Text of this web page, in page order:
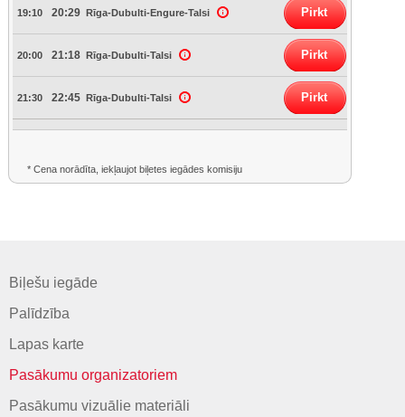
19:10 20:29 Rīga-Dubulti-Engure-Talsi Pirkt
20:00 21:18 Rīga-Dubulti-Talsi Pirkt
21:30 22:45 Rīga-Dubulti-Talsi Pirkt
* Cena norādīta, iekļaujot biļetes iegādes komisiju
Biļešu iegāde
Palīdzība
Lapas karte
Pasākumu organizatoriem
Pasākumu vizuālie materiāli